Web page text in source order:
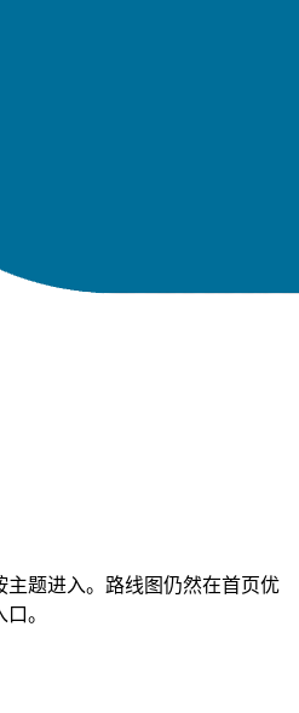
主题进入。路线图仍然在首页优
。